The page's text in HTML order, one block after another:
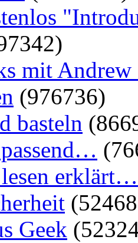
mit
(976736)
basteln
lesen erklärt…
Geek